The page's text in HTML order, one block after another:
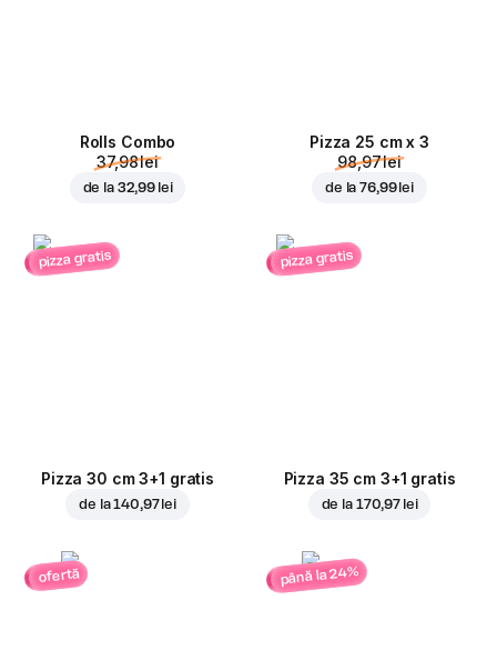
Rolls Combo
37,98 lei
de la 32,99 lei
Pizza 25 cm x 3
98,97 lei
de la76,99 lei
pizza gratis
Pizza 30 cm 3+1 gratis
de la140,97 lei
pizza gratis
Pizza 35 cm 3+1 gratis
de la 170,97 lei
ofertă până la 24%